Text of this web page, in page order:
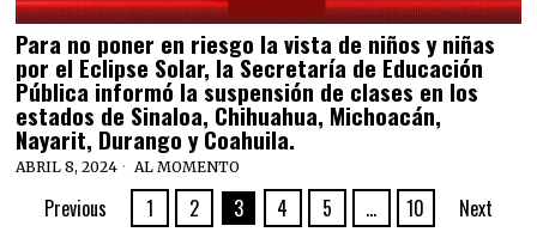
Para no poner en riesgo la vista de niños y niñas
por el Eclipse Solar, la Secretaría de Educación
Pública informó la suspensión de clases en los
estados de Sinaloa, Chihuahua, Michoacán,
Nayarit, Durango y Coahuila.
ABRIL 8, 2024 AL MOMENTO
Previous 1 2 3 4 5 … 10 Next